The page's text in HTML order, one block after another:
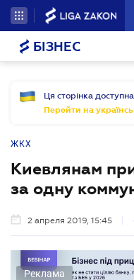
БІЗНЕС
Ця сторінка
Перейти на
ЖКХ
Киевлянам
за одну
2 апреля 2019, 15:45
Реклама